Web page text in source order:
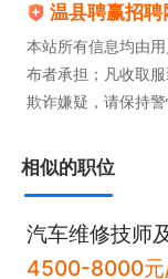
温县聘赢招
本站所有信息均由
布者承担；凡收取
欺诈嫌疑，请保持警
相似的职位
汽车维修技师
4500-8000元